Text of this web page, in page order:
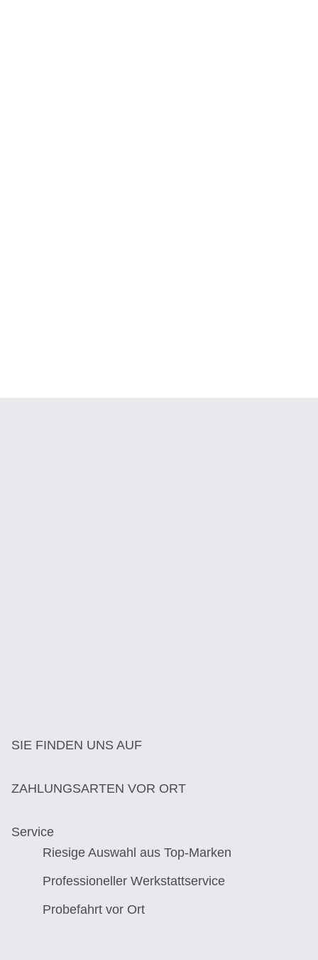
SIE FINDEN UNS AUF
ZAHLUNGSARTEN VOR ORT
Service
Riesige Auswahl aus Top-Marken
Professioneller Werkstattservice
Probefahrt vor Ort